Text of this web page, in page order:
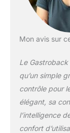
Mon avis sur
Le
qu’un simple
contrôle pour
élégant, sa
l’intelligence
confort